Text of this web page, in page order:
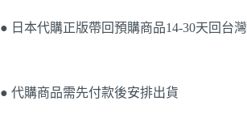
● 日本代購正版帶回預購商品14-30天回台灣
● 代購商品需先付款後安排出貨